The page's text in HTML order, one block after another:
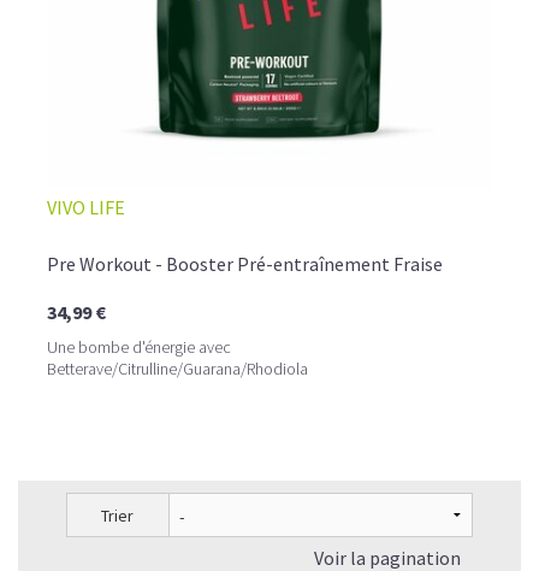
VIVO LIFE
Pre Workout - Booster Pré-entraînement Fraise
34,99 €
Une bombe d'énergie avec
Betterave/Citrulline/Guarana/Rhodiola
Trier
Voir la pagination